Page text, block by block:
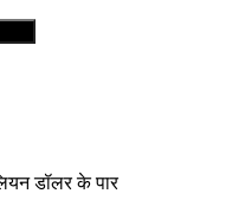
डॉलर के पार